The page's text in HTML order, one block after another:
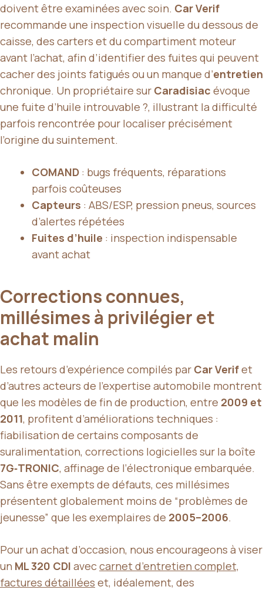
doivent être examinées avec soin. Car Verif
recommande une inspection visuelle du dessous de
caisse, des carters et du compartiment moteur
avant l’achat, afin d’identifier des fuites qui peuvent
cacher des joints fatigués ou un manque d’entretien
chronique. Un propriétaire sur Caradisiac évoque
une fuite d’huile introuvable ?, illustrant la difficulté
parfois rencontrée pour localiser précisément
l’origine du suintement.
COMAND : bugs fréquents, réparations
parfois coûteuses
Capteurs : ABS/ESP, pression pneus, sources
d’alertes répétées
Fuites d’huile : inspection indispensable
avant achat
Corrections connues,
millésimes à privilégier et
achat malin
Les retours d’expérience compilés par Car Verifet
d’autres acteurs de l’expertise automobile montrent
que les modèles de fin de production, entre 2009 et
2011, profitent d’améliorations techniques :
fiabilisation de certains composants de
suralimentation, corrections logicielles sur la boîte
7G‑TRONIC, affinage de l’électronique embarquée.
Sans être exempts de défauts, ces millésimes
présentent globalement moins de “problèmes de
jeunesse” que les exemplaires de 2005–2006.
Pour un achat d’occasion, nous encourageons à viser
un ML 320 CDI aveccarnet d’entretien complet,
factures détaillées et, idéalement, des